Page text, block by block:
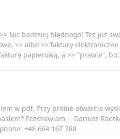
Nic bardziej błędnego! Też już
>> albo >> faktury
papierową, a >> "prawie",
w pdf. Przy próbie otwarcia
Pozdrawiam -- Dariusz
+48 664 167 788